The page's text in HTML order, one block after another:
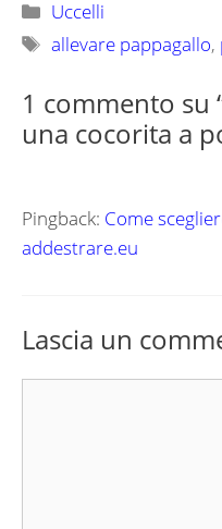
Categorie
Uccelli
Tag
allevare pappagallo,
1 commento su
una cocorita a
Pingback: Come
addestrare.eu
Lascia un